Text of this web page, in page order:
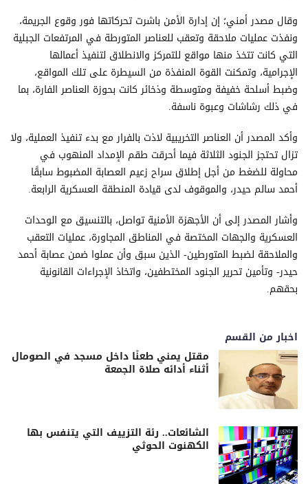
وقال مصدر أمني؛ إن إدارة الأمن باشرت تحركاتها فور وقوع الجريمة،
ونفذت عمليات ملاحقة وتعقب للعناصر المتورطة في المرتفعات الجبلية
التي كانت تتخذ منها مواقع للتمركز والانطلاق لتنفيذ أعمالها
الإجرامية، وتمكنت القوة المنفذة من السيطرة على تلك المواقع،
وضبط أسلحة خفيفة ومتوسطة وذخائر كانت بحوزة العناصر الفارة، بما
في ذلك رشاشات وعبوة ناسفة.
وأكد المصدر أن العناصر التخريبية لاذت بالفرار مع بدء تنفيذ العملية، ولا
تزال تحتجز الجنود الثلاثة فيما أحرقت طقم الإمداد المنهوب في
محاولة للضغط من أجل إطلاق سراح زعيم العصابة المضبوط سابقًا
أحمد سالم حيدر، والموقوف لدى قيادة المنطقة العسكرية الرابعة.
وأشار المصدر إلى أن الأجهزة الأمنية تواصل، بالتنسيق مع الوحدات
العسكرية والجهات المختصة في المناطق المجاورة، عمليات التعقب
والملاحقة لضبط المتورطين- الذين سبق وأن عملوا ضمن عصابة أحمد
حيدر- وتأمين تحرير الجنود المختطفين، واتخاذ الإجراءات القانونية
بحقهم.
اخبار من القسم
مقتل يمني طعنًا داخل مسجد في الصومال
أثناء أدائه صلاة الجمعة
الشائعات.. رئة التزييف التي يتنفس بها
الكهنوت الحوثي